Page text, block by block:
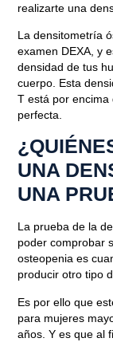
realizarte una
La densitometría
examen DEXA, y
densidad de tus
cuerpo. Esta
T está por encima
perfecta.
UNA
UNA
La prueba de la
poder comprobar
osteopenia es
producir otro tipo
Es por ello que
para mujeres
años . Y es que al